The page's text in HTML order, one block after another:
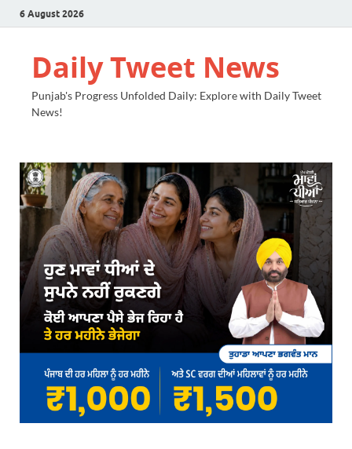
6 August 2026
Daily Tweet News
Punjab's Progress Unfolded Daily: Explore with Daily Tweet
News!